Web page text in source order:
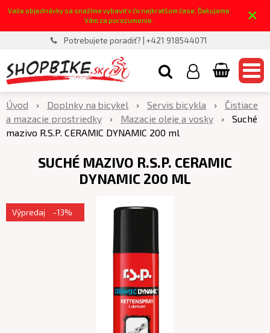
Vaše objednávky sa snažíme vybaviť v čo najkratšom čase. Ďakujeme
Vám za porozumenie.
×
Potrebujete poradiť? | +421 918544071
Úvod Doplnky na bicykel Servis bicykla
Čistiace
a mazacie prostriedky
Mazacie oleje a vosky
Suché
mazivo R.S.P. CERAMIC DYNAMIC 200 ml
SUCHÉ MAZIVO R.S.P. CERAMIC
DYNAMIC 200 ML
Výpredaj -13%